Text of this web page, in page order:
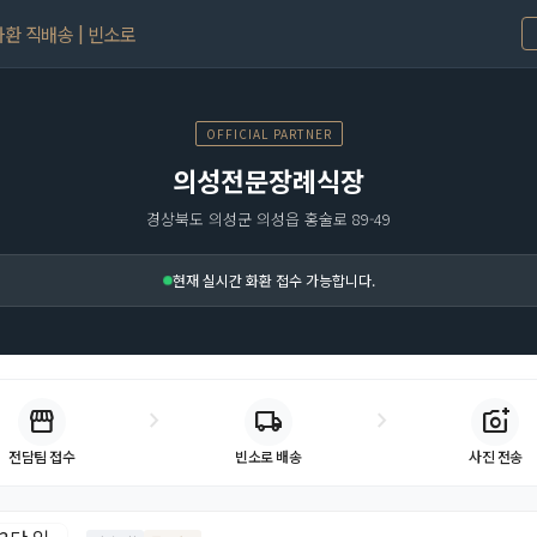
직배송 | 빈소로
OFFICIAL PARTNER
의성전문장례식장
경상북도 의성군 의성읍 홍술로 89-49
현재 실시간 화환 접수 가능합니다.
storefront
전담팀 접수
chevron_right local_shipping
빈소로 배송
chevron_right add_a_photo
사진 전송